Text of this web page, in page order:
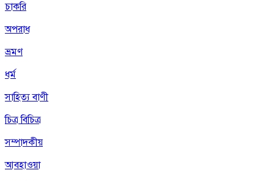
চাকরি
অপরাধ
ভ্রমণ
ধর্ম
সাহিত্য বাণী
চিত্র বিচিত্র
সম্পাদকীয়
আবহাওয়া